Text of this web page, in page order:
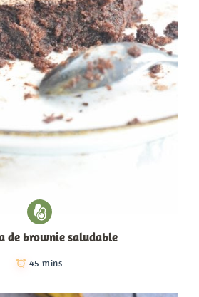
de brownie saludable
45 mins